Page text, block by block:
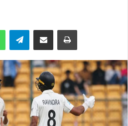
WhatsAppTelegramShare via Email Print